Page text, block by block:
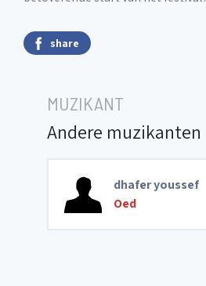
share
MUZIKANT
Andere muzikanten
dhafer youssef
Oed